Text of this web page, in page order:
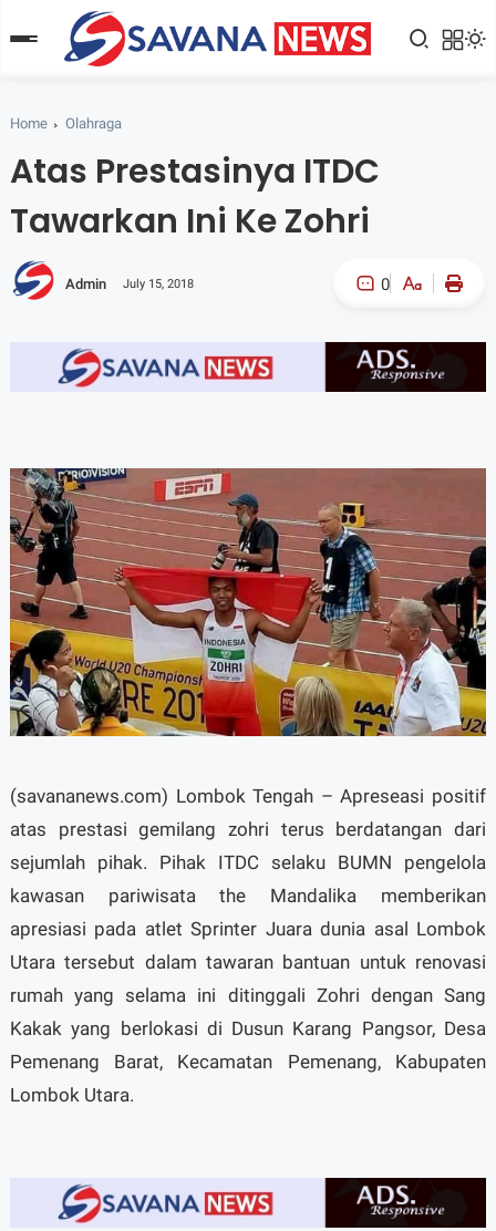
Home Olahraga
Atas Prestasinya ITDC
Tawarkan Ini Ke Zohri
Admin July 15, 2018 0
A- A+
(savananews.com) Lombok Tengah – Apreseasi positif
atas prestasi gemilang zohri terus berdatangan dari
sejumlah pihak. Pihak ITDC selaku BUMN pengelola
kawasan pariwisata the Mandalika memberikan
apresiasi pada atlet Sprinter Juara dunia asal Lombok
Utara tersebut dalam tawaran bantuan untuk renovasi
rumah yang selama ini ditinggali Zohri dengan Sang
Kakak yang berlokasi di Dusun Karang Pangsor, Desa
Pemenang Barat, Kecamatan Pemenang, Kabupaten
Lombok Utara.